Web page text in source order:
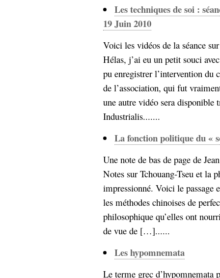
Les techniques de soi :
19 Juin 2010
Voici les vidéos de la séance
Hélas, j’ai eu un petit souci
pu enregistrer l’intervention du
de l’association, qui fut
une autre vidéo sera disponible
Industrialis.......
La fonction politique du «
Une note de bas de page de
Notes sur Tchouang-Tseu et la
impressionné. Voici le passage
les méthodes chinoises de
philosophique qu’elles ont
de vue de […]......
Les hypomnemata
Le terme grec d’hypomnemata